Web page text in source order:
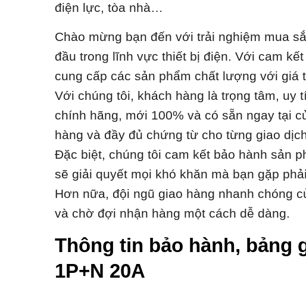
điện lực, tòa nhà…
Chào mừng bạn đến với trải nghiệm mua
đầu trong lĩnh vực thiết bị điện. Với cam
cung cấp các sản phẩm chất lượng với giá
Với chúng tôi, khách hàng là trọng tâm, uy
chính hãng, mới 100% và có sẵn ngay tại
hàng và đầy đủ chứng từ cho từng giao
Đặc biệt, chúng tôi cam kết bảo hành sản
sẽ giải quyết mọi khó khăn mà bạn gặp
Hơn nữa, đội ngũ giao hàng nhanh chóng
và chờ đợi nhận hàng một cách dễ dàng.
Thông tin bảo hành, bảng
1P+N 20A